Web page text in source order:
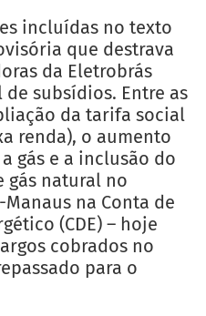
incluídas no texto
que destrava
da Eletrobrás
subsídios. Entre as
da tarifa social
renda), o aumento
gás e a inclusão do
gás natural no
na Conta de
(CDE) – hoje
cobrados no
para o